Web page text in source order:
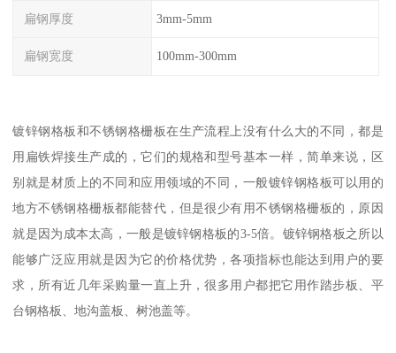
扁钢厚度 3mm-5mm
扁钢宽度 100mm-300mm
镀锌钢格板和不锈钢格栅板在生产流程上没有什么大的不同，都是
用扁铁焊接生产成的，它们的规格和型号基本一样，简单来说，区
别就是材质上的不同和应用领域的不同，一般镀锌钢格板可以用的
地方不锈钢格栅板都能替代，但是很少有用不锈钢格栅板的，原因
就是因为成本太高，一般是镀锌钢格板的3-5倍。镀锌钢格板之所以
能够广泛应用就是因为它的价格优势，各项指标也能达到用户的要
求，所有近几年采购量一直上升，很多用户都把它用作踏步板、平
台钢格板、地沟盖板、树池盖等。